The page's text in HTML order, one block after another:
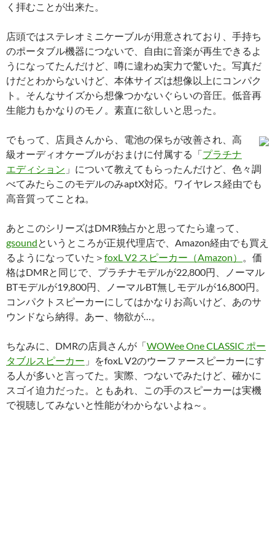
く拝むことが出来た。
店頭ではステレオミニケーブルが用意されており、手持ち
のポータブル機器につないで、自由に音楽が再生できるよ
うになってたんだけど、噂に違わぬ実力で驚いた。写真だ
けだとわからないけど、本体サイズは想像以上にコンパク
ト。そんなサイズから想像つかないぐらいの音圧。低音再
生能力もかなりのモノ。素直に欲しいと思った。
でもって、店員さんから、電池の保ちが改善され、高
級オーディオケーブルがおまけに付属する「プラチナ
エディション 」について教えてもらったんだけど、色々調
べてみたらこのモデルのみaptX対応。ワイヤレス経由でも
高音質ってことね。
あとこのシリーズはDMR独占かと思ってたら違って、
gsoundというところが正規代理店で、Amazon経由でも買え
るようになっていた＞ foxL V2 スピーカー（Amazon）
。価
格はDMRと同じで、プラチナモデルが22,800円、ノーマル
BTモデルが19,800円、ノーマルBT無しモデルが16,800円。
コンパクトスピーカーにしてはかなりお高いけど、あのサ
ウンドなら納得。あー、物欲が…。
ちなみに、DMRの店員さんが「WOWee One CLASSIC ポー
タブルスピーカー 」をfoxL V2のウーファースピーカーにす
る人が多いと言ってた。実際、つないでみたけど、確かに
スゴイ迫力だった。ともあれ、この手のスピーカーは実機
で視聴してみないと性能がわからないよね～。